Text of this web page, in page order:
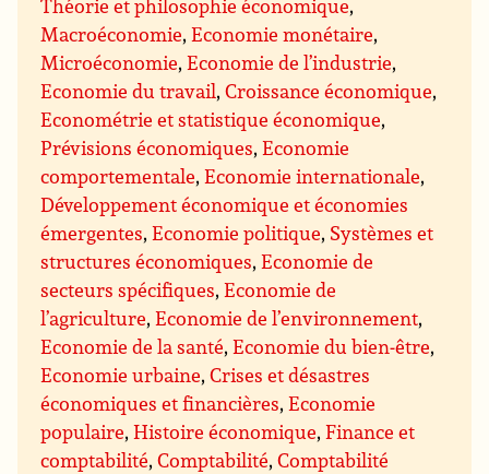
Théorie et philosophie économique,
Macroéconomie,Economie monétaire,
Microéconomie,Economie de l’industrie,
Economie du travail,Croissance économique,
Econométrie et statistique économique,
Prévisions économiques,Economie
comportementale,Economie internationale,
Développement économique et économies
émergentes,Economie politique, Systèmes et
structures économiques,Economie de
secteurs spécifiques,Economie de
l’agriculture,Economie de l’environnement,
Economie de la santé,Economie du bien-être,
Economie urbaine,Crises et désastres
économiques et financières,Economie
populaire,Histoire économique,Finance et
comptabilité,Comptabilité,Comptabilité